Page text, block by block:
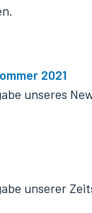
2021
unseres
unserer